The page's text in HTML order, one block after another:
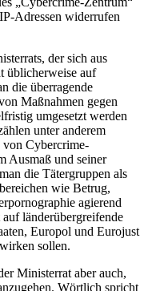
Adressen widerrufen
der sich aus
üblicherweise auf
die überragende
Maßnahmen gegen
umgesetzt werden
unter anderem
von Cybercrime-
Ausmaß und seiner
die Tätergruppen als
wie Betrug,
agierend
länderübergreifende
Europol und Eurojust
sollen.
Ministerrat aber auch,
Wörtlich spricht